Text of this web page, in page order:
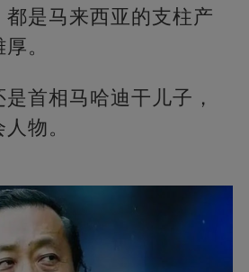
是马来西亚的支柱产
。
首相马哈迪干儿子，
物。